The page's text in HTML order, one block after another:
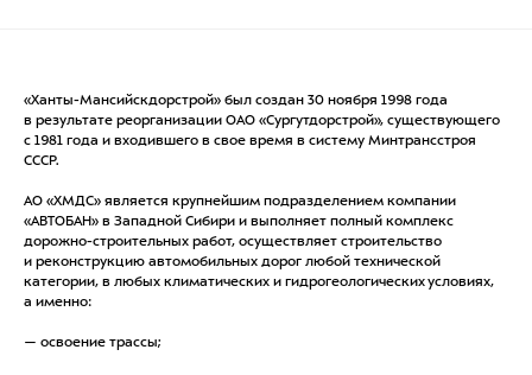
«Ханты-Мансийскдорстрой» был создан 30 ноября 1998 года
в результате реорганизации ОАО «Сургутдорстрой», существующего
с 1981 года и входившего в свое время в систему Минтрансстроя
СССР.
АО «ХМДС» является крупнейшим подразделением компании
«АВТОБАН» в Западной Сибири и выполняет полный комплекс
дорожно-строительных работ, осуществляет строительство
и реконструкцию автомобильных дорог любой технической
категории, в любых климатических и гидрогеологических условиях,
а именно:
— освоение трассы;